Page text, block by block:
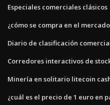
Especiales comerciales clásicos
¿cómo se compra en el mercado
Diario de clasificación
Corredores interactivos de
Minería en solitario litecoin
¿cuál es el precio de 1 euro en